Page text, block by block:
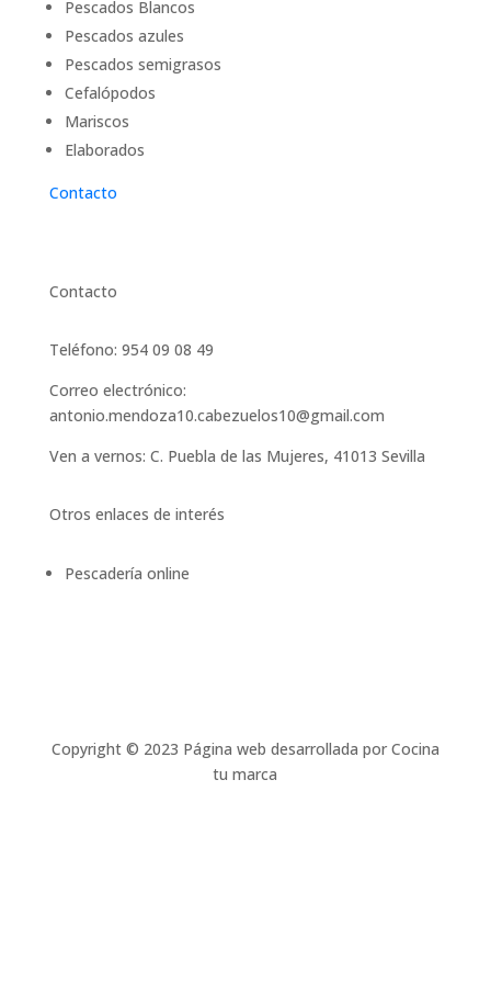
Pescados Blancos
Pescados azules
Pescados semigrasos
Cefalópodos
Mariscos
Elaborados
Contacto
Contacto
Teléfono: 954 09 08 49
Correo electrónico:
antonio.mendoza10.cabezuelos10@gmail.com
Ven a vernos: C. Puebla de las Mujeres, 41013 Sevilla
Otros enlaces de interés
Pescadería online
Copyright © 2023 Página web desarrollada por Cocina
tu marca